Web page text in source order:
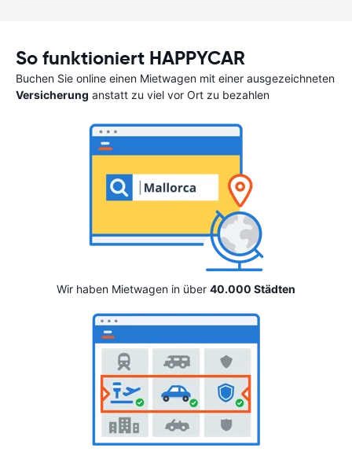
So funktioniert HAPPYCAR
Buchen Sie online einen Mietwagen mit einer ausgezeichneten
Versicherung anstatt zu viel vor Ort zu bezahlen
Wir haben Mietwagen in über 40.000 Städten